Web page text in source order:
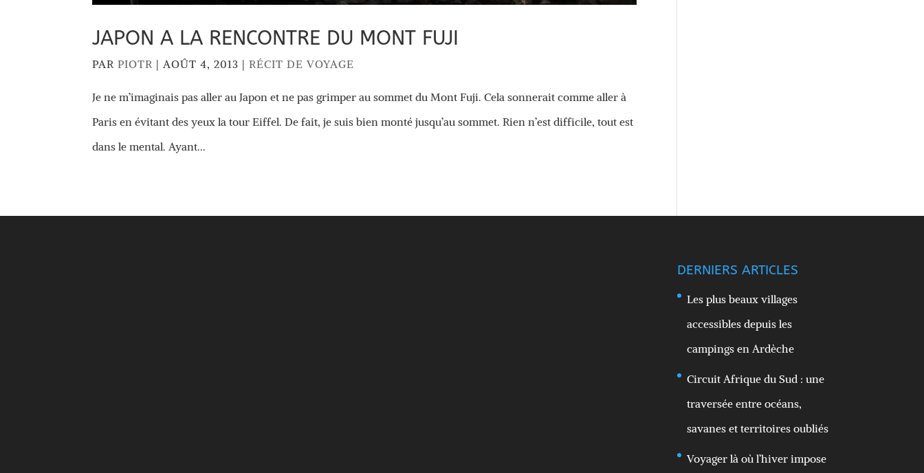
JAPON A LA RENCONTRE DU MONT FUJI
PARPIOTR |AOÛT 4, 2013 |RÉCIT DE VOYAGE
Je ne m’imaginais pas aller au Japon et ne pas grimper au sommet du Mont Fuji. Cela sonnerait comme aller à
Paris en évitant des yeux la tour Eiffel. De fait, je suis bien monté jusqu’au sommet. Rien n’est difficile, tout est
dans le mental. Ayant...
DERNIERS ARTICLES
Les plus beaux villages
accessibles depuis les
campings en Ardèche
Circuit Afrique du Sud : une
traversée entre océans,
savanes et territoires oubliés
Voyager là où l’hiver impose